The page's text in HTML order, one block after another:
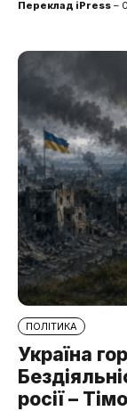
Переклад iPress –
ПОЛІТИКА
Україна
росії –